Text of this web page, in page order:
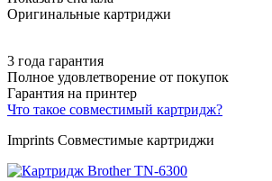
Оригинальные картриджи
3 года гарантия
Полное удовлетворение от покупок
Гарантия на принтер
Что такое совместимый картридж?
Imprints Совместимые картриджи